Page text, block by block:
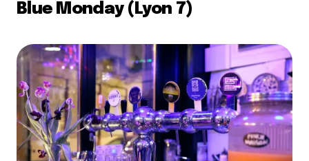
Blue Monday (Lyon 7)